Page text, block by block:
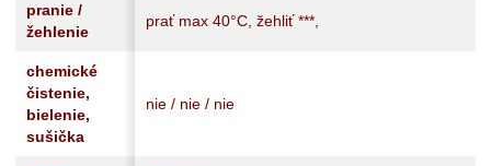
pranie /
žehlenie
prať max 40°C, žehliť ***,
chemické
čistenie,
bielenie,
sušička
nie / nie / nie